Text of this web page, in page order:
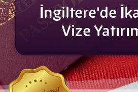
İngiltere'de
Vize